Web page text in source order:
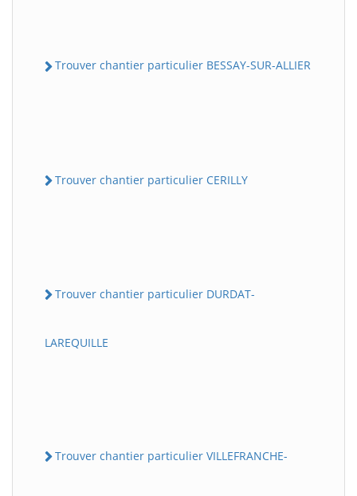
Trouver chantier particulier BESSAY-SUR-ALLIER
Trouver chantier particulier CERILLY
Trouver chantier particulier DURDAT-
LAREQUILLE
Trouver chantier particulier VILLEFRANCHE-